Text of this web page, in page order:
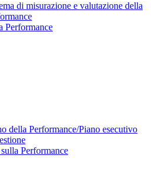
di misurazione e valutazione della
Performance
della Performance/Piano esecutivo
Performance